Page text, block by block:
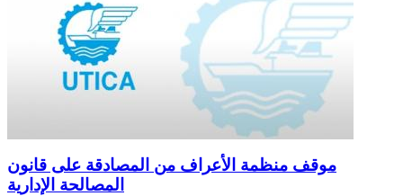
موقف منظمة الأعراف من المصادقة على قانون
المصالحة الإدارية